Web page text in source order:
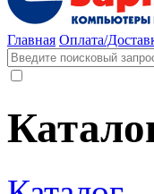
Главная Оплата/